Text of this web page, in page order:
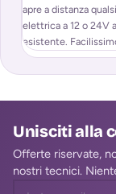
apre a distanza
elettrica a 12 o 24V
esistente.
installare,
Unisciti alla
Offerte riservate,
nostri tecnici.